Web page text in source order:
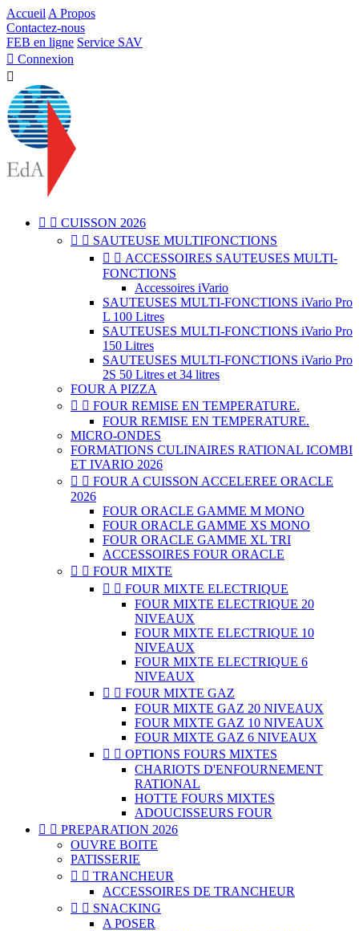
Accueil A Propos
Contactez-nous
FEB en ligne Service SAV
 Connexion

  CUISSON 2026
  SAUTEUSE MULTIFONCTIONS
  ACCESSOIRES SAUTEUSES MULTI-
FONCTIONS
Accessoires iVario
SAUTEUSES MULTI-FONCTIONS iVario Pro
L 100 Litres
SAUTEUSES MULTI-FONCTIONS iVario Pro
150 Litres
SAUTEUSES MULTI-FONCTIONS iVario Pro
2S 50 Litres et 34 litres
FOUR A PIZZA
  FOUR REMISE EN TEMPERATURE.
FOUR REMISE EN TEMPERATURE.
MICRO-ONDES
FORMATIONS CULINAIRES RATIONAL ICOMBI
ET IVARIO 2026
  FOUR A CUISSON ACCELEREE ORACLE
2026
FOUR ORACLE GAMME M MONO
FOUR ORACLE GAMME XS MONO
FOUR ORACLE GAMME XL TRI
ACCESSOIRES FOUR ORACLE
  FOUR MIXTE
  FOUR MIXTE ELECTRIQUE
FOUR MIXTE ELECTRIQUE 20
NIVEAUX
FOUR MIXTE ELECTRIQUE 10
NIVEAUX
FOUR MIXTE ELECTRIQUE 6
NIVEAUX
  FOUR MIXTE GAZ
FOUR MIXTE GAZ 20 NIVEAUX
FOUR MIXTE GAZ 10 NIVEAUX
FOUR MIXTE GAZ 6 NIVEAUX
  OPTIONS FOURS MIXTES
CHARIOTS D'ENFOURNEMENT
RATIONAL
HOTTE FOURS MIXTES
ADOUCISSEURS FOUR
  PREPARATION 2026
OUVRE BOITE
PATISSERIE
  TRANCHEUR
ACCESSOIRES DE TRANCHEUR
  SNACKING
A POSER